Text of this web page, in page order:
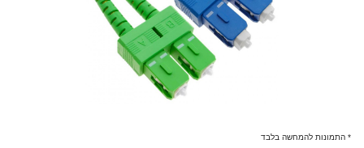
* התמונות להמחשה בלבד